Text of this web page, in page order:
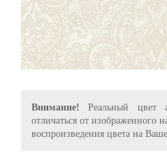
Внимание! Реальный цвет
отличаться от изображенного
воспроизведения цвета на